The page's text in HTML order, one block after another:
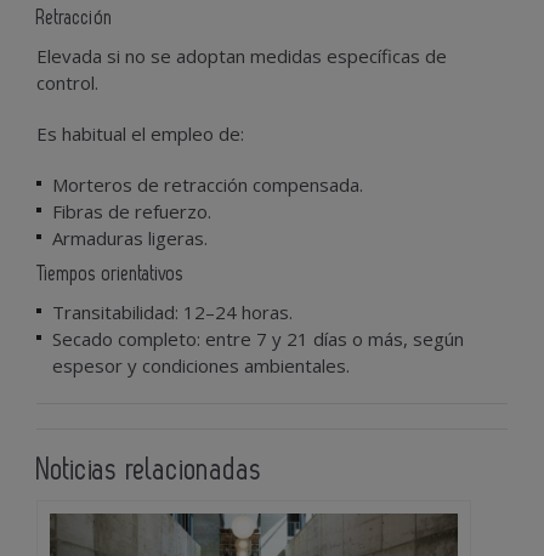
Retracción
Elevada si no se adoptan medidas específicas de
control.
Es habitual el empleo de:
Morteros de retracción compensada.
Fibras de refuerzo.
Armaduras ligeras.
Tiempos orientativos
Transitabilidad: 12–24 horas.
Secado completo: entre 7 y 21 días o más, según
espesor y condiciones ambientales.
Noticias relacionadas